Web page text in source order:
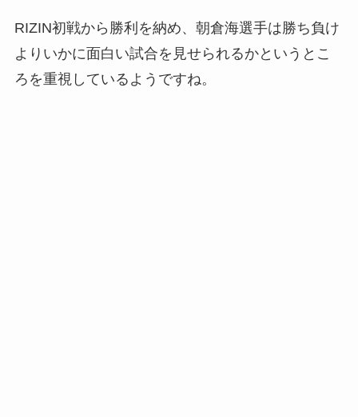
RIZIN初戦から勝利を納め、朝倉海選手は勝ち負け
よりいかに面白い試合を見せられるかというとこ
ろを重視しているようですね。